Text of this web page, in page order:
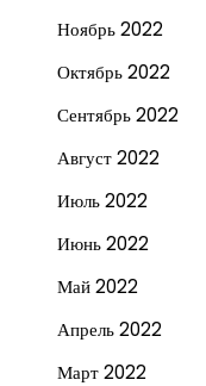
Ноябрь 2022
Октябрь 2022
Сентябрь 2022
Август 2022
Июль 2022
Июнь 2022
Май 2022
Апрель 2022
Март 2022